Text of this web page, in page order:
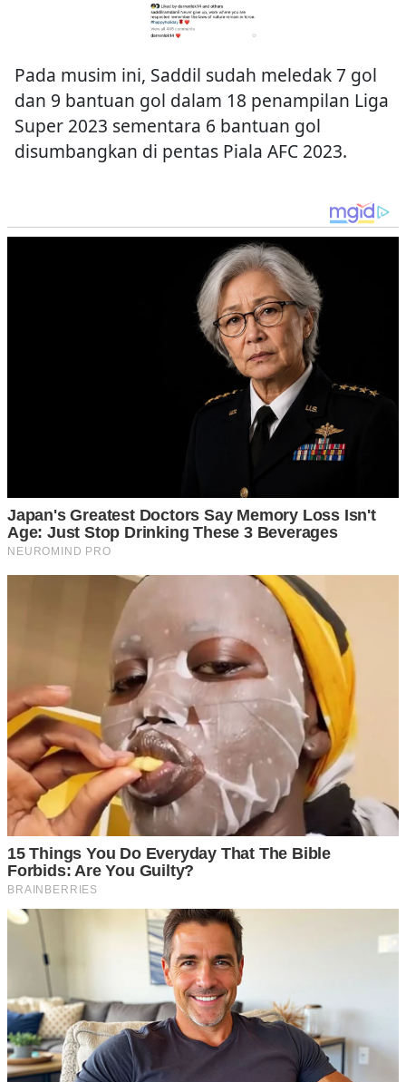
Pada musim ini, Saddil sudah meledak 7 gol
dan 9 bantuan gol dalam 18 penampilan Liga
Super 2023 sementara 6 bantuan gol
disumbangkan di pentas Piala AFC 2023.